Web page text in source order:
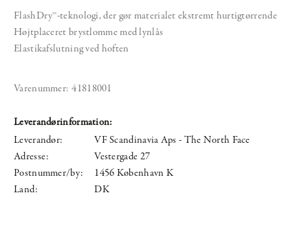
FlashDry™-teknologi, der gør materialet ekstremt hurtigtørrende
Højtplaceret brystlomme med lynlås
Elastikafslutning ved hoften
Varenummer: 41818001
Leverandørinformation:
Leverandør:
VF Scandinavia Aps - The North Face
Adresse:
Vestergade 27
Postnummer/by:
1456 København K
Land:
DK